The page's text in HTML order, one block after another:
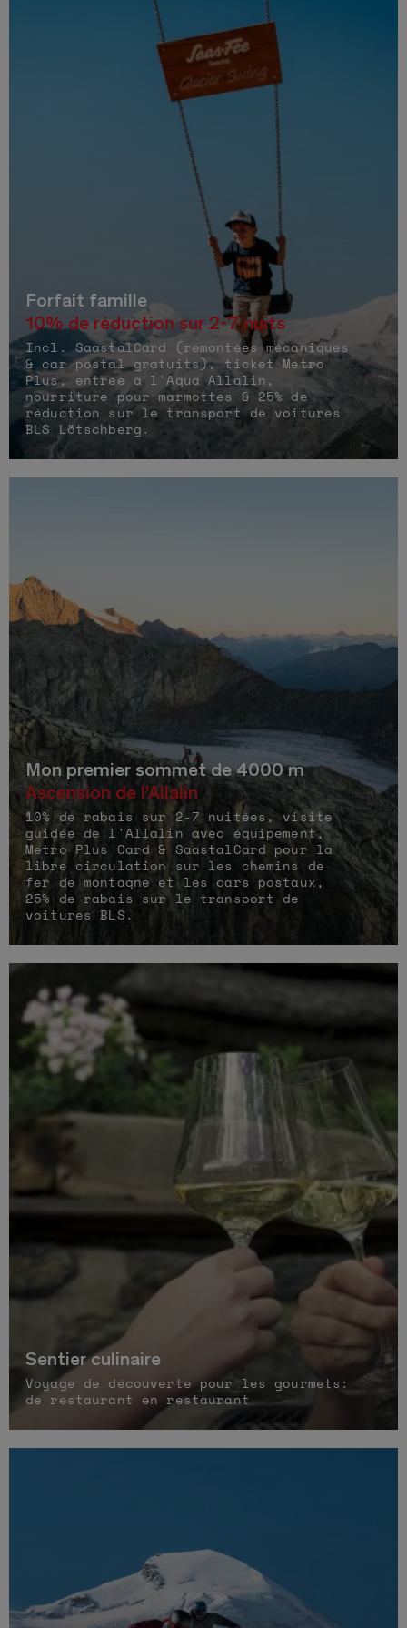
Forfait famille
10% de réduction sur 2-7 nuits
Incl. SaastalCard (remontées mécaniques
& car postal gratuits), ticket Metro
Plus, entrée à l'Aqua Allalin,
nourriture pour marmottes & 25% de
réduction sur le transport de voitures
BLS Lötschberg.
Mon premier sommet de 4000 m
Ascension de l'Allalin
10% de rabais sur 2-7 nuitées, visite
guidée de l'Allalin avec équipement,
Metro Plus Card & SaastalCard pour la
libre circulation sur les chemins de
fer de montagne et les cars postaux,
25% de rabais sur le transport de
voitures BLS.
Sentier culinaire
Voyage de découverte pour les gourmets:
de restaurant en restaurant